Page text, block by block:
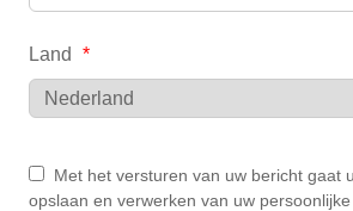
Land *
Met het versturen van uw bericht gaat
opslaan en verwerken van uw